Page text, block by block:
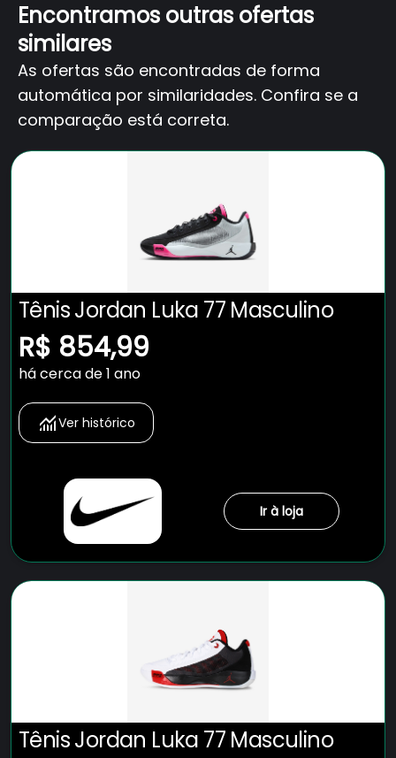
Encontramos outras ofertas
similares
As ofertas são encontradas de forma
automática por similaridades. Confira se a
comparação está correta.
Tênis Jordan Luka 77 Masculino
R$ 854,99
há cerca de 1 ano
Ver histórico
Ir à loja
Tênis Jordan Luka 77 Masculino